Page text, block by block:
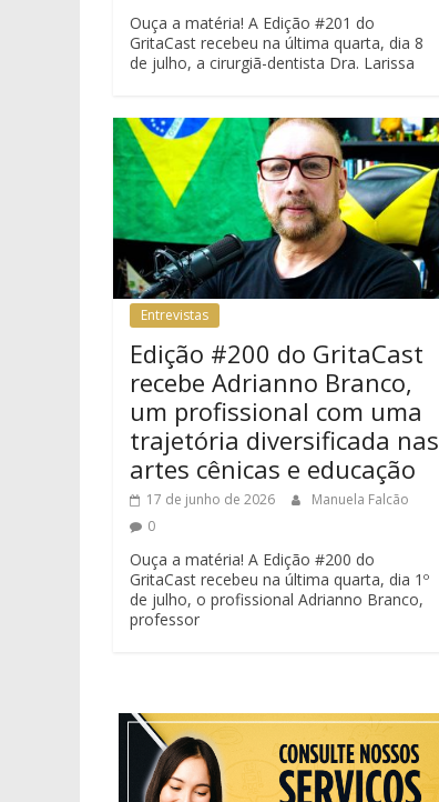
Ouça a matéria! A Edição #201 do
GritaCast recebeu na última quarta, dia 8
de julho, a cirurgiã-dentista Dra. Larissa
Entrevistas
Edição #200 do GritaCast
recebe Adrianno Branco,
um profissional com uma
trajetória diversificada nas
artes cênicas e educação
17 de junho de 2026
Manuela Falcão
0
Ouça a matéria! A Edição #200 do
GritaCast recebeu na última quarta, dia 1º
de julho, o profissional Adrianno Branco,
professor